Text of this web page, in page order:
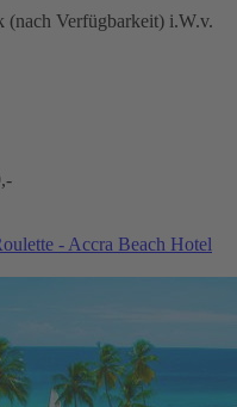
Verfügbarkeit) i.W.v.
- Accra Beach Hotel